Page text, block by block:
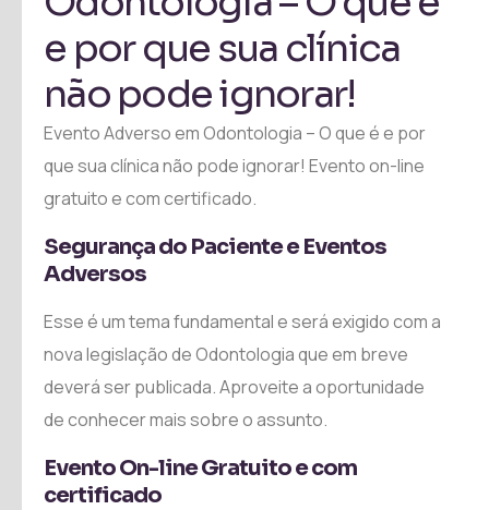
e por que sua clínica
não pode ignorar!
Evento Adverso em Odontologia – O que é e por
que sua clínica não pode ignorar! Evento on-line
gratuito e com certificado.
Segurança do Paciente e Eventos
Adversos
Esse é um tema fundamental e será exigido com a
nova legislação de Odontologia que em breve
deverá ser publicada. Aproveite a oportunidade
de conhecer mais sobre o assunto.
Evento On-line Gratuito e com
certificado